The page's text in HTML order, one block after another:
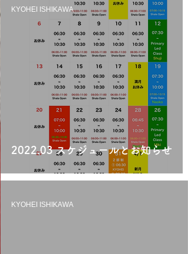
2022.03 スケジュールとお知らせ
KYOHEI ISHIKAWA
KYOHEI ISHIKAWA